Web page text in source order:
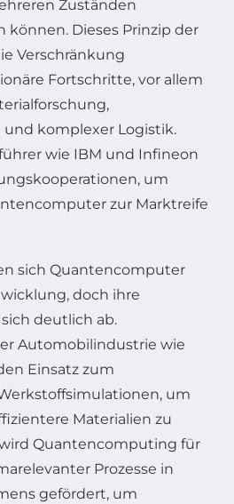
Zuständen
Dieses Prinzip der
Verschränkung
Fortschritte, vor allem
komplexer Logistik.
wie IBM und Infineon
um
zur Marktreife
sich Quantencomputer
doch ihre
deutlich ab.
Automobilindustrie wie
Einsatz zum
um
Materialien zu
Quantencomputing für
Prozesse in
gefördert, um